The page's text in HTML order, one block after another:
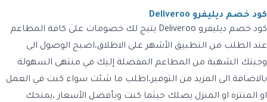
كود خصم ديليفرو Deliveroo
كود خصم ديليفرو Deliveroo يتيح لك خصومات على كافة المطاعم
عند الطلب من التطبيق الأشهر على الاطلاق،اصبح الوصول الى
وجبتك الشهية من المطاعم المفضلة إليك في منتهى السهولة
بالاضافة الى المزيد من التوفير،اطلب ما شئت سواء كنت في العمل
او المنتزه او المنزل يصلك حيثما كنت وبأفضل الأسعار ،يمنحك